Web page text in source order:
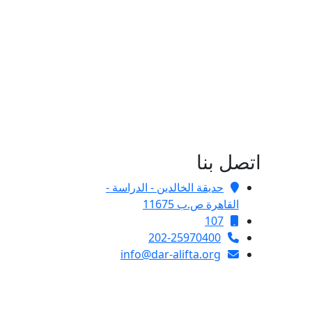
اتصل بنا
حديقة الخالدين - الدراسة -
القاهرة ص.ب 11675
107
202-25970400
info@dar-alifta.org